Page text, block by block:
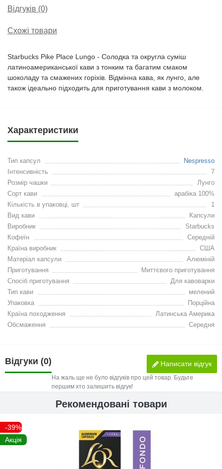
Відгуків (0)
Схожі товари
Starbucks Pike Place Lungo - Солодка та округла суміш
латиноамериканської кави з тонким та багатим смаком
шоколаду та смажених горіхів. Відмінна кава, як лунго, але
також ідеально підходить для приготування кави з молоком.
Характеристики
Тип капсул
Nespresso
Інтенсивність
7
Розмір чашки
Лунго
Сорт кави
арабіка 100%
Кількість в упаковці, шт
1
Вид кави
Капсули
Виробник
Starbucks
Кофеїн
Середній
Країна виробник
США
Матеріал капсули
Алюміній
Приготування
Миттєвого приготування
Спосіб приготування
Для кавоварки
Тип кави
мелений
Упаковка
Порційна
Країна походження
Латинська Америка
Обсмаження
Середня
Відгуки (0) Написати відгук
На жаль ще не було відгуків про цей товар. Будьте
першим хто залишить відгук!
Рекомендовані товари
-39%
Акція